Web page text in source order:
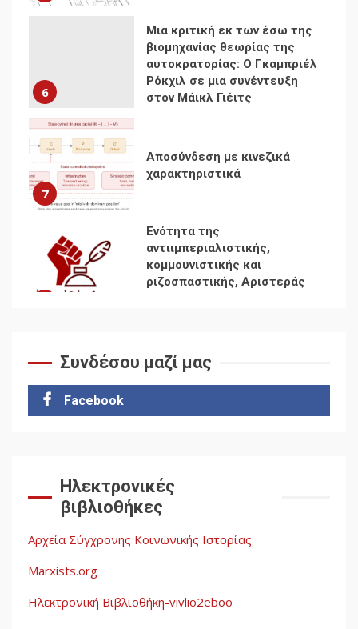
6
Μια κριτική εκ των έσω της
βιομηχανίας θεωρίας της
αυτοκρατορίας: Ο Γκαμπριέλ
Ρόκχιλ σε μια συνέντευξη
στον Μάικλ Γιέιτς
7
Αποσύνδεση με κινεζικά
χαρακτηριστικά
Ενότητα της
αντιιμπεριαλιστικής,
κομμουνιστικής και
ριζοσπαστικής, Αριστεράς
2
Για την απόφαση του 4ου
Συνεδρίου του Αριστερού
Documento: Η μεγάλη
ληστεία και ο έλεγχος των
λαών
Η ένδεια της σοσιαλιστικής
Απουσία Ιστορικής
Συνδέσου μαζί μας
Facebook
Ηλεκτρονικές
βιβλιοθήκες
Αρχεία Σύγχρονης Κοινωνικής Ιστορίας
Marxists.org
Ηλεκτρονική Βιβλιοθήκη-vivlio2eboo